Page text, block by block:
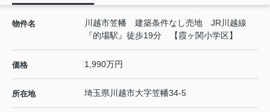
物件名
川越市笠幡 建築条件なし売地 JR川越線
『的場駅』徒歩19分 【霞ヶ関小学区】
価格 1,990万円
所在地 埼玉県 川越市大字笠幡34-5